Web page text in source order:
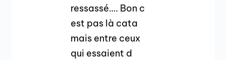
ressassé…. Bon c
est pas là cata
mais entre ceux
qui essaient d